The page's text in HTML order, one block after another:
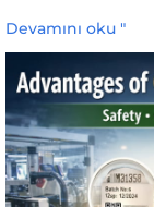
Devamını oku "